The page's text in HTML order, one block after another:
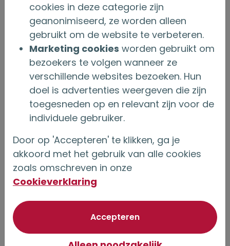
Lees verderover Oud-regime lijfrentes:
10 november 2025
Onderlinge Nederland is de
cookies in deze categorie zijn
geanonimiseerd, ze worden alleen
gebruikt om de website te verbeteren.
Marketing cookies worden gebruikt om
bezoekers te volgen wanneer ze
verschillende websites bezoeken. Hun
doel is advertenties weergeven die zijn
toegesneden op en relevant zijn voor de
individuele gebruiker.
Door op 'Accepteren' te klikken, ga je
akkoord met het gebruik van alle cookies
zoals omschreven in onze
Cookieverklaring
Accepterenvan optionele